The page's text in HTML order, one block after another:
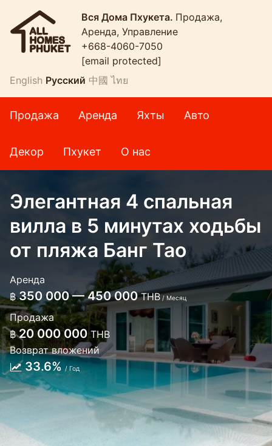
Вся Дома Пхукета. Продажа,
Аренда, Управление
+668-4060-7050
[email protected]
English Русский 中國 ไทย
Продажа Аренда Яхты Авто
Декор Пхукет О нас
Элегантная 4 спальная
вилла в 5 минутах ходьбы
от пляжа Банг Тао
Аренда
฿ 350 000 — 450 000THB / Месяц
Продажа
฿ 20 000 000THB
Возврат вложений
33.6%/ Год